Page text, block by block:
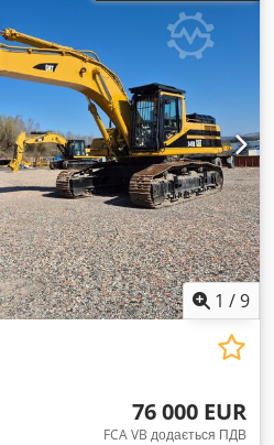
1 /9
76 000 EUR
FCA VB додається ПДВ